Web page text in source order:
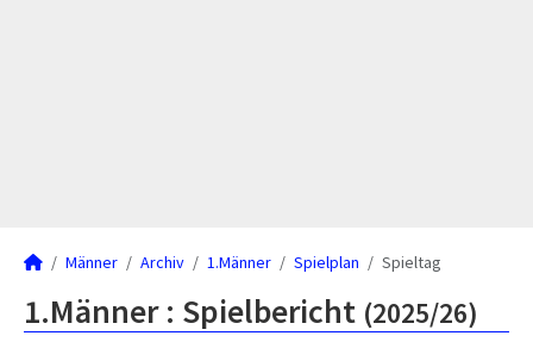
Männer Archiv 1.Männer Spielplan Spieltag
1.Männer : Spielbericht (2025/26)